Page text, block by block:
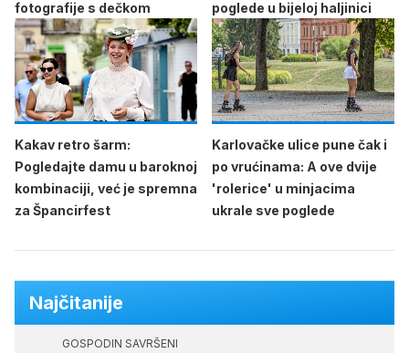
fotografije s dečkom
poglede u bijeloj haljinici
Kakav retro šarm:
Pogledajte damu u baroknoj
kombinaciji, već je spremna
za Špancirfest
Karlovačke ulice pune čak i
po vrućinama: A ove dvije
'rolerice' u minjacima
ukrale sve poglede
Najčitanije
GOSPODIN SAVRŠENI